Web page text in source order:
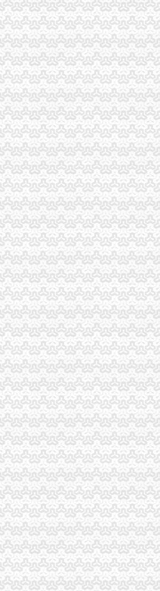
州公司注册今题网
今题网
册-微微企服
惠州·西子论坛
海工商年检今题网
-福州58同城
号线一期工程机电装修
州网
问有限公司
册变更_公司注册
商家店铺
注册广州工商年检今
利-南58同城